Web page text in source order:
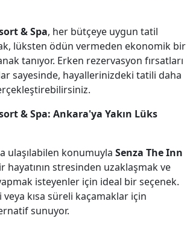
& Spa, her bütçeye uygun tatil
lüksten ödün vermeden ekonomik bir
tanıyor. Erken rezervasyon fırsatları
sayesinde, hayallerinizdeki tatili daha
& Spa: Ankara'ya Yakın Lüks
ulaşılabilen konumuyla Senza The Inn
hayatının stresinden uzaklaşmak ve
isteyenler için ideal bir seçenek.
kısa süreli kaçamaklar için
sunuyor.